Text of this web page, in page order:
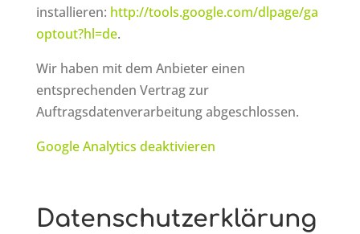
installieren: http://tools.google.com/dlpage/ga
optout?hl=de.
Wir haben mit dem Anbieter einen
entsprechenden Vertrag zur
Auftragsdatenverarbeitung abgeschlossen.
Google Analytics deaktivieren
Datenschutzerklärung